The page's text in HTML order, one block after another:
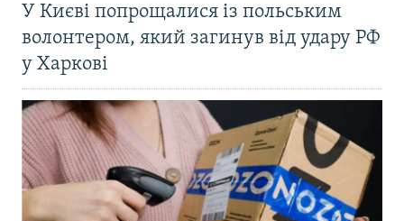
У Києві попрощалися із польським
волонтером, який загинув від удару РФ
у Харкові